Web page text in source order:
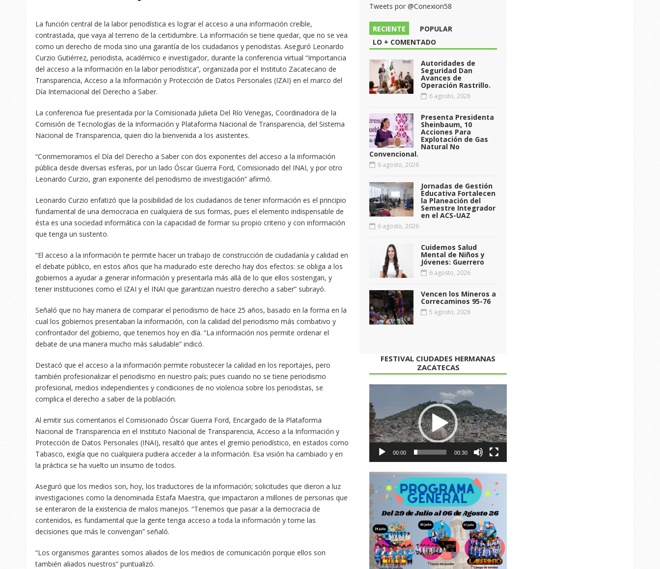
La función central de la labor periodística es lograr el acceso a una información creíble,
contrastada, que vaya al terreno de la certidumbre. La información se tiene quedar, que no se vea
como un derecho de moda sino una garantía de los ciudadanos y periodistas. Aseguró Leonardo
Curzio Gutiérrez, periodista, académico e investigador, durante la conferencia virtual “Importancia
del acceso a la información en la labor periodística”, organizada por el Instituto Zacatecano de
Transparencia, Acceso a la Información y Protección de Datos Personales (IZAI) en el marco del
Día Internacional del Derecho a Saber.
La conferencia fue presentada por la Comisionada Julieta Del Río Venegas, Coordinadora de la
Comisión de Tecnologías de la Información y Plataforma Nacional de Transparencia, del Sistema
Nacional de Transparencia, quien dio la bienvenida a los asistentes.
“Conmemoramos el Día del Derecho a Saber con dos exponentes del acceso a la información
pública desde diversas esferas, por un lado Óscar Guerra Ford, Comisionado del INAI, y por otro
Leonardo Curzio, gran exponente del periodismo de investigación” afirmó.
Leonardo Curzio enfatizó que la posibilidad de los ciudadanos de tener información es el principio
fundamental de una democracia en cualquiera de sus formas, pues el elemento indispensable de
ésta es una sociedad informática con la capacidad de formar su propio criterio y con información
que tenga un sustento.
“El acceso a la información te permite hacer un trabajo de construcción de ciudadanía y calidad en
el debate público, en estos años que ha madurado este derecho hay dos efectos: se obliga a los
gobiernos a ayudar a generar información y presentarla más allá de lo que ellos sostengan, y
tener instituciones como el IZAI y el INAI que garantizan nuestro derecho a saber” subrayó.
Señaló que no hay manera de comparar el periodismo de hace 25 años, basado en la forma en la
cual los gobiernos presentaban la información, con la calidad del periodismo más combativo y
confrontador del gobierno, que tenemos hoy en día. “La información nos permite ordenar el
debate de una manera mucho más saludable” indicó.
Destacó que el acceso a la información permite robustecer la calidad en los reportajes, pero
también profesionalizar el periodismo en nuestro país; pues cuando no se tiene periodismo
profesional, medios independientes y condiciones de no violencia sobre los periodistas, se
complica el derecho a saber de la población.
Al emitir sus comentarios el Comisionado Óscar Guerra Ford, Encargado de la Plataforma
Nacional de Transparencia en el Instituto Nacional de Transparencia, Acceso a la Información y
Protección de Datos Personales (INAI), resaltó que antes el gremio periodístico, en estados como
Tabasco, exigía que no cualquiera pudiera acceder a la información. Esa visión ha cambiado y en
la práctica se ha vuelto un insumo de todos.
Aseguró que los medios son, hoy, los traductores de la información; solicitudes que dieron a luz
investigaciones como la denominada Estafa Maestra, que impactaron a millones de personas que
se enteraron de la existencia de malos manejos. “Tenemos que pasar a la democracia de
contenidos, es fundamental que la gente tenga acceso a toda la información y tome las
decisiones que más le convengan” señaló.
“Los organismos garantes somos aliados de los medios de comunicación porque ellos son
también aliados nuestros” puntualizó.
Tweets por @Conexion58
RECIENTE
POPULAR
LO + COMENTADO
Autoridades de
Seguridad Dan
Avances de
Operación Rastrillo.
6 agosto, 2026
Presenta Presidenta
Sheinbaum, 10
Acciones Para
Explotación de Gas
Natural No
Convencional.
6 agosto, 2026
Jornadas de Gestión
Educativa Fortalecen
la Planeación del
Semestre Integrador
en el ACS-UAZ
6 agosto, 2026
Cuidemos Salud
Mental de Niños y
Jóvenes: Guerrero
6 agosto, 2026
Vencen los Mineros a
Correcaminos 95-76
5 agosto, 2026
FESTIVAL CIUDADES HERMANAS
ZACATECAS
de
vídeo
00:00 00:30